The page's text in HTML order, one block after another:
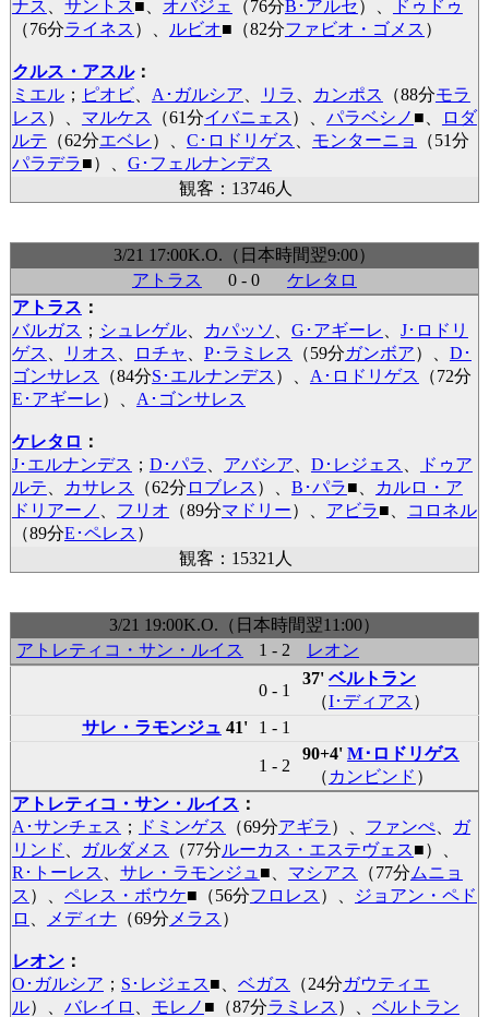
ナス
サントス■ オバジェ （76分B･アルセ）、
ドゥドゥ
（76分ライネス ）、 ルビオ■ （82分ファビオ・ゴメス ）
クルス・アスル：
ミエル； ピオビ、 A･ガルシア リラ カンポス （88分モラ
レス ）、 マルケス （61分イバニェス ）、 パラベシノ ■
ロダ
ルテ （62分エベレ ）、 C･ロドリゲス モンターニョ
（51分
パラデラ■）、 G･フェルナンデス
観客：13746人
3/21 17:00K.O.（日本時間翌9:00）
アトラス
0 - 0
ケレタロ
アトラス ：
バルガス ； シュレゲル、 カパッソ G･アギーレ
J･ロドリ
ゲス
リオス ロチャ P･ラミレス （59分ガンボア）、 D･
ゴンサレス
（84分S･エルナンデス ）、 A･ロドリゲス
（72分
E･アギーレ ）、 A･ゴンサレス
ケレタロ ：
J･エルナンデス ； D･パラ アバシア D･レジェス
ドゥア
ルテ
カサレス （62分 ロブレス ）、 B･パラ■
カルロ・ア
ドリアーノ
フリオ （89分マドリー）、 アビラ■
コロネル
（89分E･ペレス ）
観客：15321人
3/21 19:00K.O.（日本時間翌11:00）
アトレティコ・サン・ルイス
1 - 2 レオン
0 - 1
37' ベルトラン
（I･ディアス ）
サレ・ラモンジュ 41' 1 - 1
1 - 2
90+4' M･ロドリゲス
（ カンビンド ）
アトレティコ・サン・ルイス ：
A･サンチェス ； ドミンゲス （69分アギラ ）、 ファンぺ、
ガ
リンド
ガルダメス （77分ルーカス・エステヴェス■）、
R･トーレス
サレ・ラモンジュ ■ マシアス （77分 ムニョ
ス ）、 ペレス・ボウケ■ （56分フロレス ）、
ジョアン・ペド
ロ
メディナ （69分 メラス ）
レオン：
O･ガルシア ； S･レジェス■ ベガス （24分ガウティエ
ル）、 バレイロ モレノ ■ （87分ラミレス ）、 ベルトラン